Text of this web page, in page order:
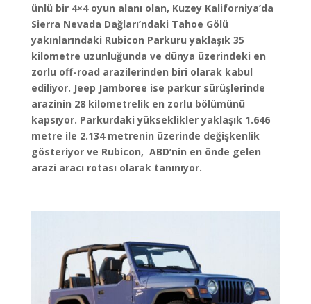
ünlü bir 4×4 oyun alanı olan, Kuzey Kaliforniya’da
Sierra Nevada Dağları’ndaki Tahoe Gölü
yakınlarındaki Rubicon Parkuru yaklaşık 35
kilometre uzunluğunda ve dünya üzerindeki en
zorlu off-road arazilerinden biri olarak kabul
ediliyor. Jeep Jamboree ise parkur sürüşlerinde
arazinin 28 kilometrelik en zorlu bölümünü
kapsıyor. Parkurdaki yükseklikler yaklaşık 1.646
metre ile 2.134 metrenin üzerinde değişkenlik
gösteriyor ve Rubicon, ABD’nin en önde gelen
arazi aracı rotası olarak tanınıyor.